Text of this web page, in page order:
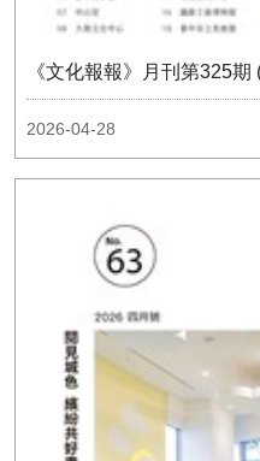
《文化報報》月刊第325
2026-04-28